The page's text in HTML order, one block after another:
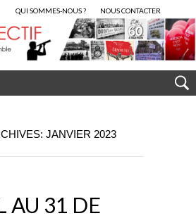
QUI SOMMES-NOUS ? NOUS CONTACTER
JANVIER 2023
AU 31 DE